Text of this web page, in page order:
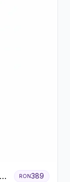
RON389